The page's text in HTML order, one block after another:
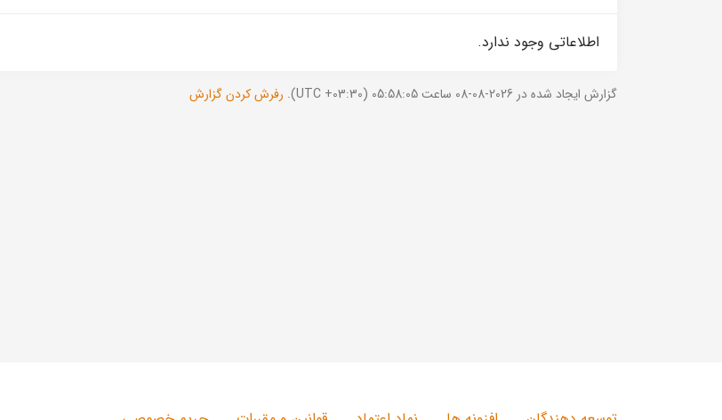
اطلاعاتی وجود ندارد.
گزارش ایجاد شده در 2026-08-08 ساعت 05:58:05 (UTC +03:30). رفرش کردن گزارش